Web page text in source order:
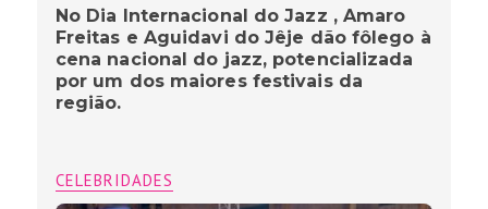
No Dia Internacional do Jazz , Amaro
Freitas e Aguidavi do Jêje dão fôlego à
cena nacional do jazz, potencializada
por um dos maiores festivais da
região.
CELEBRIDADES